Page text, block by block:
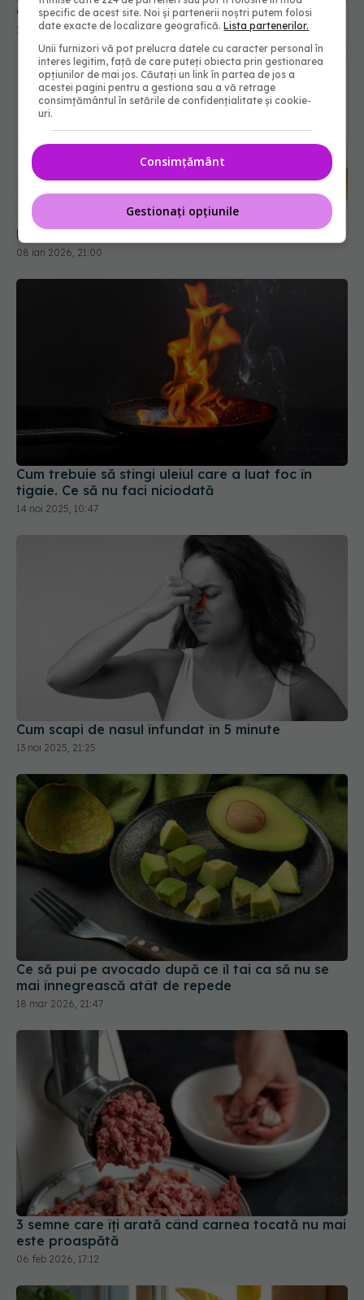
Ce înseamnă când apar păianjeni în casă
14 aug 2025, 10:27
De ce să pui o lingură de lemn peste oală
08 ian 2026, 21:00
Cum trebuie să stingi uleiul care a luat foc în
tigaie. Ce să nu faci niciodată
14 noi 2025, 10:47
Cum scapi de nasul înfundat în 5 minute
13 noi 2025, 21:25
Ce să pui pe avocado după ce îl tai ca să nu se
mai înnegrească atât de repede
18 mar 2026, 21:47
3 semne care îți arată când carnea tocată nu mai
este proaspătă
06 feb 2026, 17:12
specific de acest site. Noi și partenerii noștri putem folosi
date exacte de localizare geografică.Lista partenerilor.
Unii furnizori vă pot prelucra datele cu caracter personal în
interes legitim, față de care puteți obiecta prin gestionarea
opțiunilor de mai jos. Căutați un link în partea de jos a
acestei pagini pentru a gestiona sau a vă retrage
consimțământul în setările de confidențialitate și cookie-
uri.
Consimțământ
Gestionați opțiunile